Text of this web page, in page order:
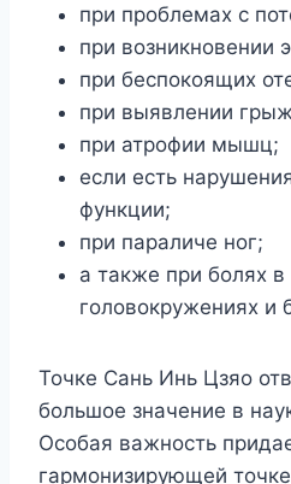
при проблемах с
при возникновении
при беспокоящих
при выявлении
при атрофии мышц;
если есть
функции;
при параличе ног;
а также при болях в
головокружениях и
Точке Сань Инь Цзяо
большое значение в
Особая важность
гармонизирующей